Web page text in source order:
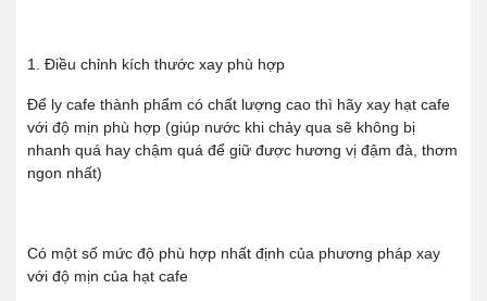
1. Điều chỉnh kích thước xay phù hợp
Để ly cafe thành phẩm có chất lượng cao thì hãy xay hạt cafe
với độ mịn phù hợp (giúp nước khi chảy qua sẽ không bị
nhanh quá hay chậm quá để giữ được hương vị đậm đà, thơm
ngon nhất)
Có một số mức độ phù hợp nhất định của phương pháp xay
với độ mịn của hạt cafe